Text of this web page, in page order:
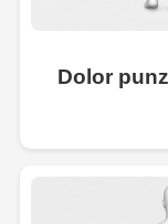
Dolor